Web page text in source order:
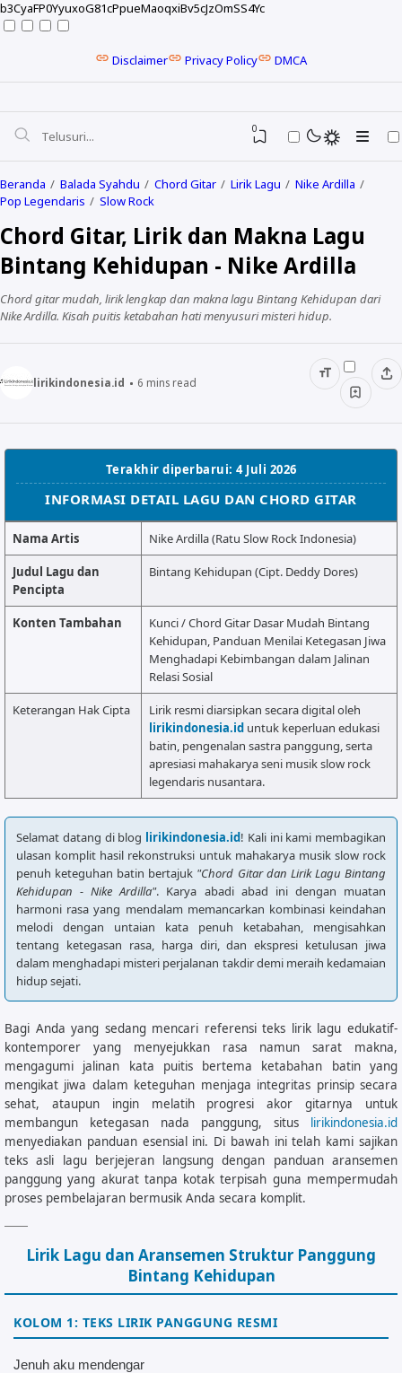
b3CyaFP0YyuxoG81cPpueMaoqxiBv5cJzOmSS4Yc
Disclaimer Privacy Policy DMCA
NISA SABYAN
0
Beranda Balada Syahdu Chord Gitar Lirik Lagu
Nike Ardilla
Pop Legendaris
Slow Rock
Chord Gitar, Lirik dan Makna Lagu
Bintang Kehidupan - Nike Ardilla
Chord gitar mudah, lirik lengkap dan makna lagu Bintang Kehidupan dari
Nike Ardilla. Kisah puitis ketabahan hati menyusuri misteri hidup.
lirikindonesia.id 6 mins read
Terakhir diperbarui: 4 Juli 2026
INFORMASI DETAIL LAGU DAN CHORD GITAR
Nama Artis Nike Ardilla (Ratu Slow Rock Indonesia)
Judul Lagu dan
Pencipta
Bintang Kehidupan (Cipt. Deddy Dores)
Konten Tambahan
Kunci / Chord Gitar Dasar Mudah Bintang
Kehidupan, Panduan Menilai Ketegasan Jiwa
Menghadapi Kebimbangan dalam Jalinan
Relasi Sosial
Keterangan Hak Cipta
Lirik resmi diarsipkan secara digital oleh
lirikindonesia.id untuk keperluan edukasi
batin, pengenalan sastra panggung, serta
apresiasi mahakarya seni musik slow rock
legendaris nusantara.
Selamat datang di blog lirikindonesia.id! Kali ini kami membagikan
ulasan komplit hasil rekonstruksi untuk mahakarya musik slow rock
penuh keteguhan batin bertajuk "Chord Gitar dan Lirik Lagu Bintang
Kehidupan - Nike Ardilla". Karya abadi abad ini dengan muatan
harmoni rasa yang mendalam memancarkan kombinasi keindahan
melodi dengan untaian kata penuh ketabahan, mengisahkan
tentang ketegasan rasa, harga diri, dan ekspresi ketulusan jiwa
dalam menghadapi misteri perjalanan takdir demi meraih kedamaian
hidup sejati.
Bagi Anda yang sedang mencari referensi teks lirik lagu edukatif-
kontemporer yang menyejukkan rasa namun sarat makna,
mengagumi jalinan kata puitis bertema ketabahan batin yang
mengikat jiwa dalam keteguhan menjaga integritas prinsip secara
sehat, ataupun ingin melatih progresi akor gitarnya untuk
membangun ketegasan nada panggung, situs lirikindonesia.id
menyediakan panduan esensial ini. Di bawah ini telah kami sajikan
teks asli lagu berjejeran langsung dengan panduan aransemen
panggung yang akurat tanpa kotak terpisah guna mempermudah
proses pembelajaran bermusik Anda secara komplit.
Lirik Lagu dan Aransemen Struktur Panggung
Bintang Kehidupan
KOLOM 1: TEKS LIRIK PANGGUNG RESMI
Jenuh aku mendengar